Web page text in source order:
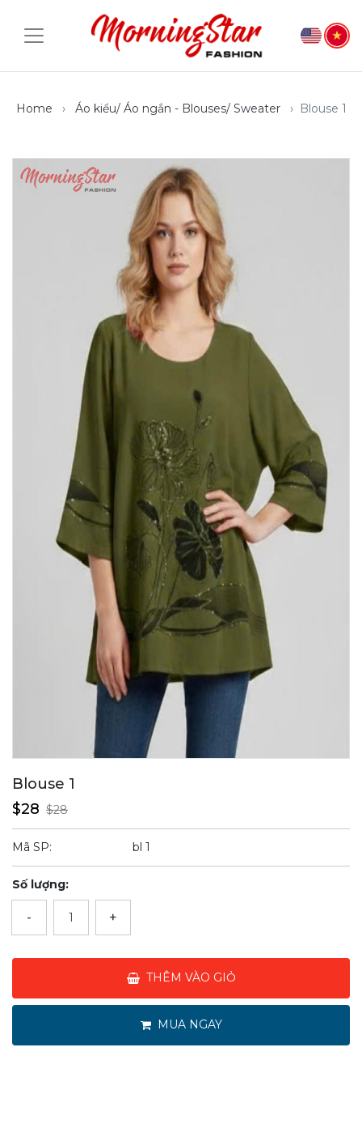
Home Áo kiểu/ Áo ngắn - Blouses/ Sweater Blouse 1
Blouse 1
$28 $28
Mã SP: bl 1
Số lượng:
- +
THÊM VÀO GIỎ
MUA NGAY